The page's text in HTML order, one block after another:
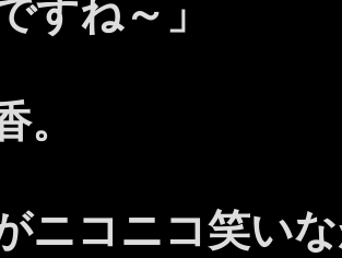
すね～」
ニコニコ笑い